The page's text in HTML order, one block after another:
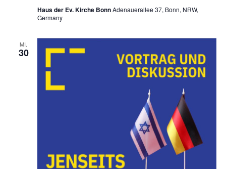
Haus der Ev. Kirche BonnAdenauerallee 37, Bonn, NRW,
Germany
MI.
30